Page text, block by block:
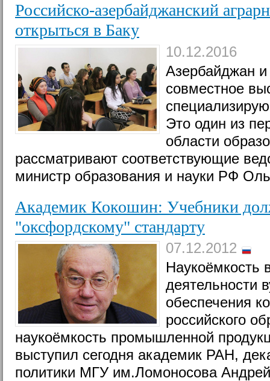
Российско-азербайджанский
открыться в Баку
10.12.2016
Азербайджан и
совместное
Это один из
области
рассматривают соответствующие
министр образования и науки РФ
Академик Кокошин: Учебники
"оксфордскому" стандарту
07.12.2012
Наукоёмкость
деятельности
обеспечения
российского
наукоёмкость промышленной
выступил сегодня академик РАН,
политики МГУ им.Ломоносова